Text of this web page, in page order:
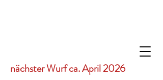
nächster Wurf ca. April 2026